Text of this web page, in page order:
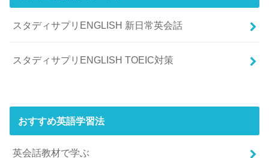
スタディサプリENGLISH 新日常英会話
スタディサプリENGLISH TOEIC対策
おすすめ英語学習法
英会話教材で学ぶ